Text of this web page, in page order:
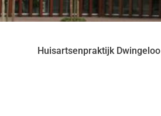
Huisartsenpraktijk Dwingeloo